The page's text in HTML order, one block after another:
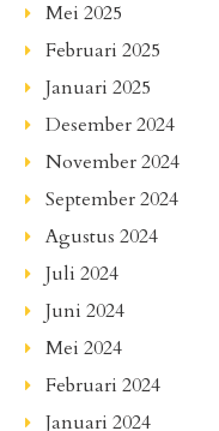
Mei 2025
Februari 2025
Januari 2025
Desember 2024
November 2024
September 2024
Agustus 2024
Juli 2024
Juni 2024
Mei 2024
Februari 2024
Januari 2024